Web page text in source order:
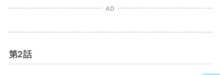
AD
第2話